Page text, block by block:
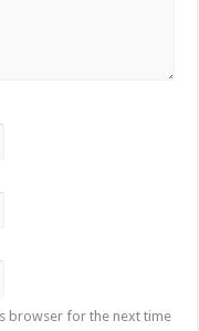
browser for the next time